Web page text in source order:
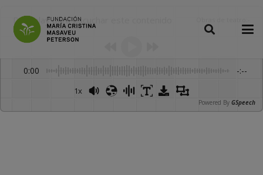
Dale play para escuchar este contenido
0:00 -:--
1x
Powered By GSpeech